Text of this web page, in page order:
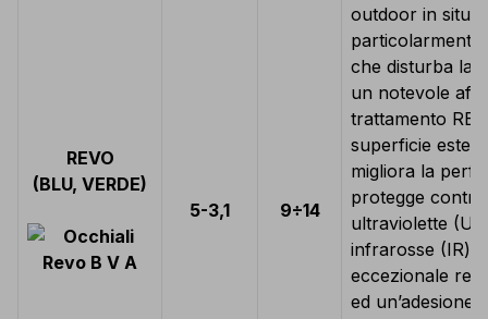
REVO
(BLU, VERDE)
5-3,1
9÷14
outdoor in
particolarmente
che disturba la
un notevole
trattamento
superficie
migliora la
protegge
ultraviolette
infrarosse (IR)
eccezionale
ed un’adesione